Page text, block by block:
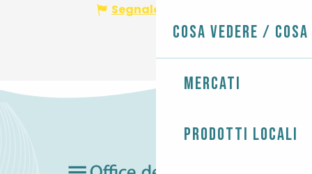
Cosa vedere /
Mercati
Prodotti locali
Segnala un errore